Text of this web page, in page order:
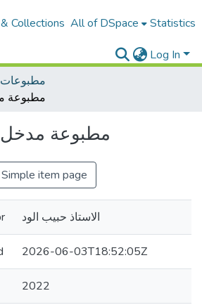
Collections All of DSpace Statistics
Log In
مطبوعات
مطبوعة
مطبوعة مدخل
Simple item page
الاستاذ حبيب الود
2026-06-03T18:52:05Z
2022